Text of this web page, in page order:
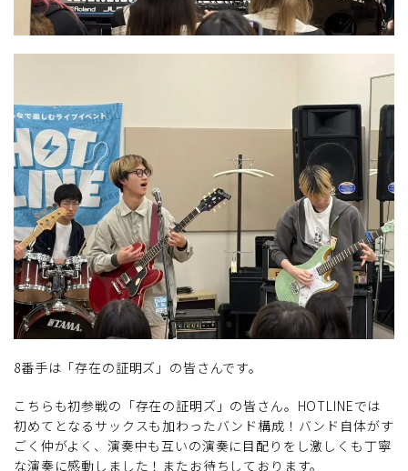
8番手は「存在の証明ズ」の皆さんです。
こちらも初参戦の「存在の証明ズ」の皆さん。HOTLINEでは
初めてとなるサックスも加わったバンド構成！バンド自体がす
ごく仲がよく、演奏中も互いの演奏に目配りをし激しくも丁寧
な演奏に感動しました！またお待ちしております。